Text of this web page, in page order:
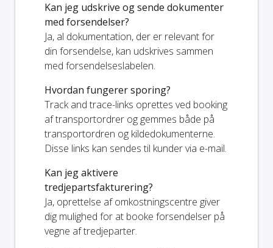
Kan jeg udskrive og sende dokumenter
med forsendelser?
Ja, al dokumentation, der er relevant for
din forsendelse, kan udskrives sammen
med forsendelseslabelen.
Hvordan fungerer sporing?
Track and trace-links oprettes ved booking
af transportordrer og gemmes både på
transportordren og kildedokumenterne.
Disse links kan sendes til kunder via e-mail.
Kan jeg aktivere
tredjepartsfakturering?
Ja, oprettelse af omkostningscentre giver
dig mulighed for at booke forsendelser på
vegne af tredjeparter.